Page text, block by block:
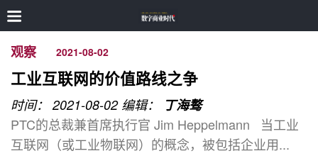
观察 2021-08-02
工业互联网的价值路线之争
时间： 2021-08-02 编辑：
丁海骜
PTC的总裁兼首席执行官 Jim Heppelmann 当工业
互联网（或工业物联网）的概念，被包括企业用...